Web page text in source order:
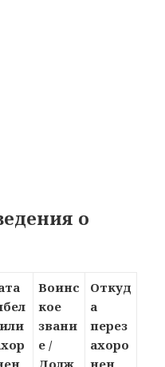
о
Воинс
кое
звани
е /
Откуд
а
перез
ахоро